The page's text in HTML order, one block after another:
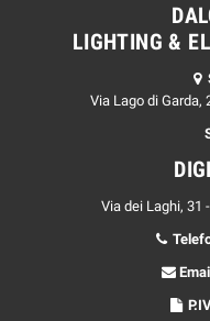
LIGHTING &
Via Lago di Garda,
Via dei Laghi, 31